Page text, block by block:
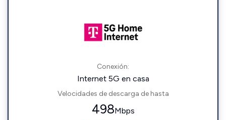
Conexión:
Internet 5G en casa
Velocidades de descarga de hasta
498Mbps